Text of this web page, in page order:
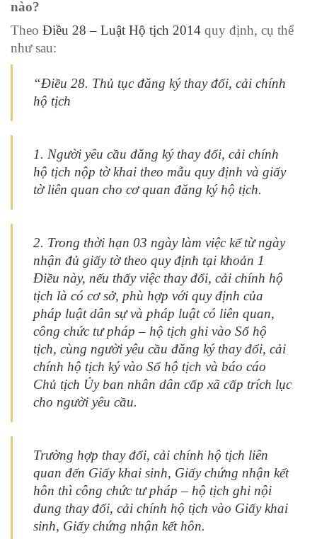
nào?
Theo Điều 28 – Luật Hộ tịch 2014 quy định, cụ thể
như sau:
“Điều 28. Thủ tục đăng ký thay đổi, cải chính
hộ tịch
1. Người yêu cầu đăng ký thay đổi, cải chính
hộ tịch nộp tờ khai theo mẫu quy định và giấy
tờ liên quan cho cơ quan đăng ký hộ tịch.
2. Trong thời hạn 03 ngày làm việc kể từ ngày
nhận đủ giấy tờ theo quy định tại khoản 1
Điều này, nếu thấy việc thay đổi, cải chính hộ
tịch là có cơ sở, phù hợp với quy định của
pháp luật dân sự và pháp luật có liên quan,
công chức tư pháp – hộ tịch ghi vào Sổ hộ
tịch, cùng người yêu cầu đăng ký thay đổi, cải
chính hộ tịch ký vào Sổ hộ tịch và báo cáo
Chủ tịch Ủy ban nhân dân cấp xã cấp trích lục
cho người yêu cầu.
Trường hợp thay đổi, cải chính hộ tịch liên
quan đến Giấy khai sinh, Giấy chứng nhận kết
hôn thì công chức tư pháp – hộ tịch ghi nội
dung thay đổi, cải chính hộ tịch vào Giấy khai
sinh, Giấy chứng nhận kết hôn.